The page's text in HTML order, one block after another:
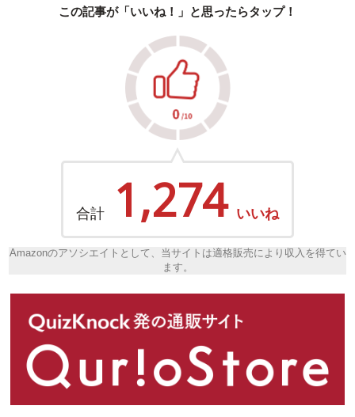
この記事が「いいね！」と思ったらタップ！
合計 1,274 いいね
Amazonのアソシエイトとして、当サイトは適格販売により収入を得てい
ます。